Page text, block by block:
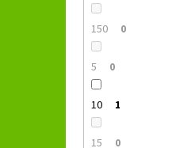
150 0
5 0
10 1
15 0